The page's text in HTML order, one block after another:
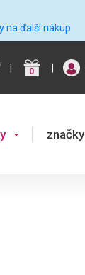
na ďalší nákup
| 0 |
značky